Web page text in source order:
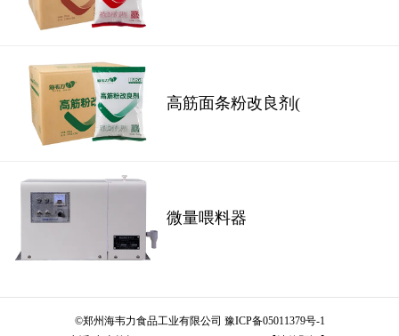
高筋面条粉改良剂(
微量喂料器
©郑州海韦力食品工业有限公司 豫ICP备05011379号-1